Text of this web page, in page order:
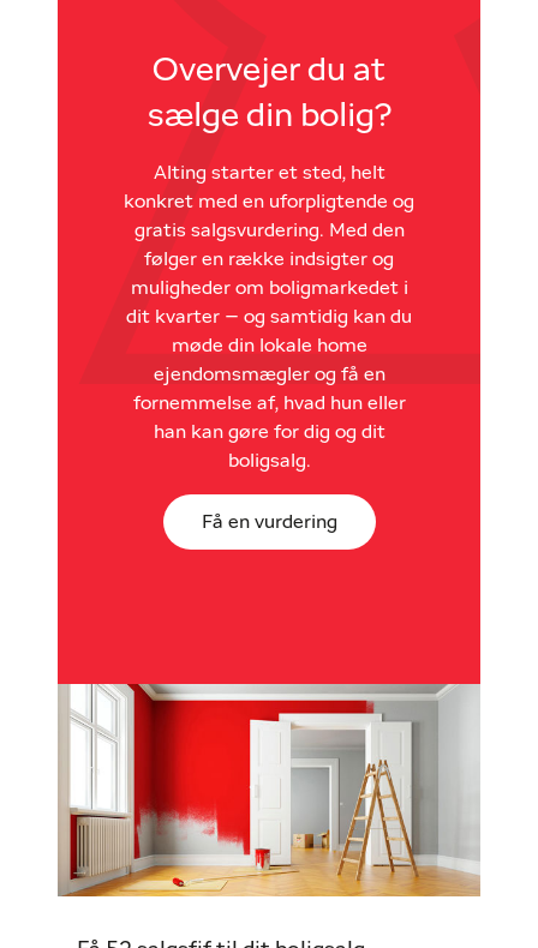
Overvejer du at
sælge din bolig?
Alting starter et sted, helt
konkret med en uforpligtende og
gratis salgsvurdering. Med den
følger en række indsigter og
muligheder om boligmarkedet i
dit kvarter – og samtidig kan du
møde din lokale home
ejendomsmægler og få en
fornemmelse af, hvad hun eller
han kan gøre for dig og dit
boligsalg.
Få en vurdering